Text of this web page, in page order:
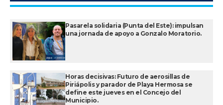
Pasarela solidaria (Punta del Este): impulsan
una jornada de apoyo a Gonzalo Moratorio.
Horas decisivas: Futuro de aerosillas de
Piriápolis y parador de Playa Hermosa se
define este jueves en el Concejo del
Municipio.